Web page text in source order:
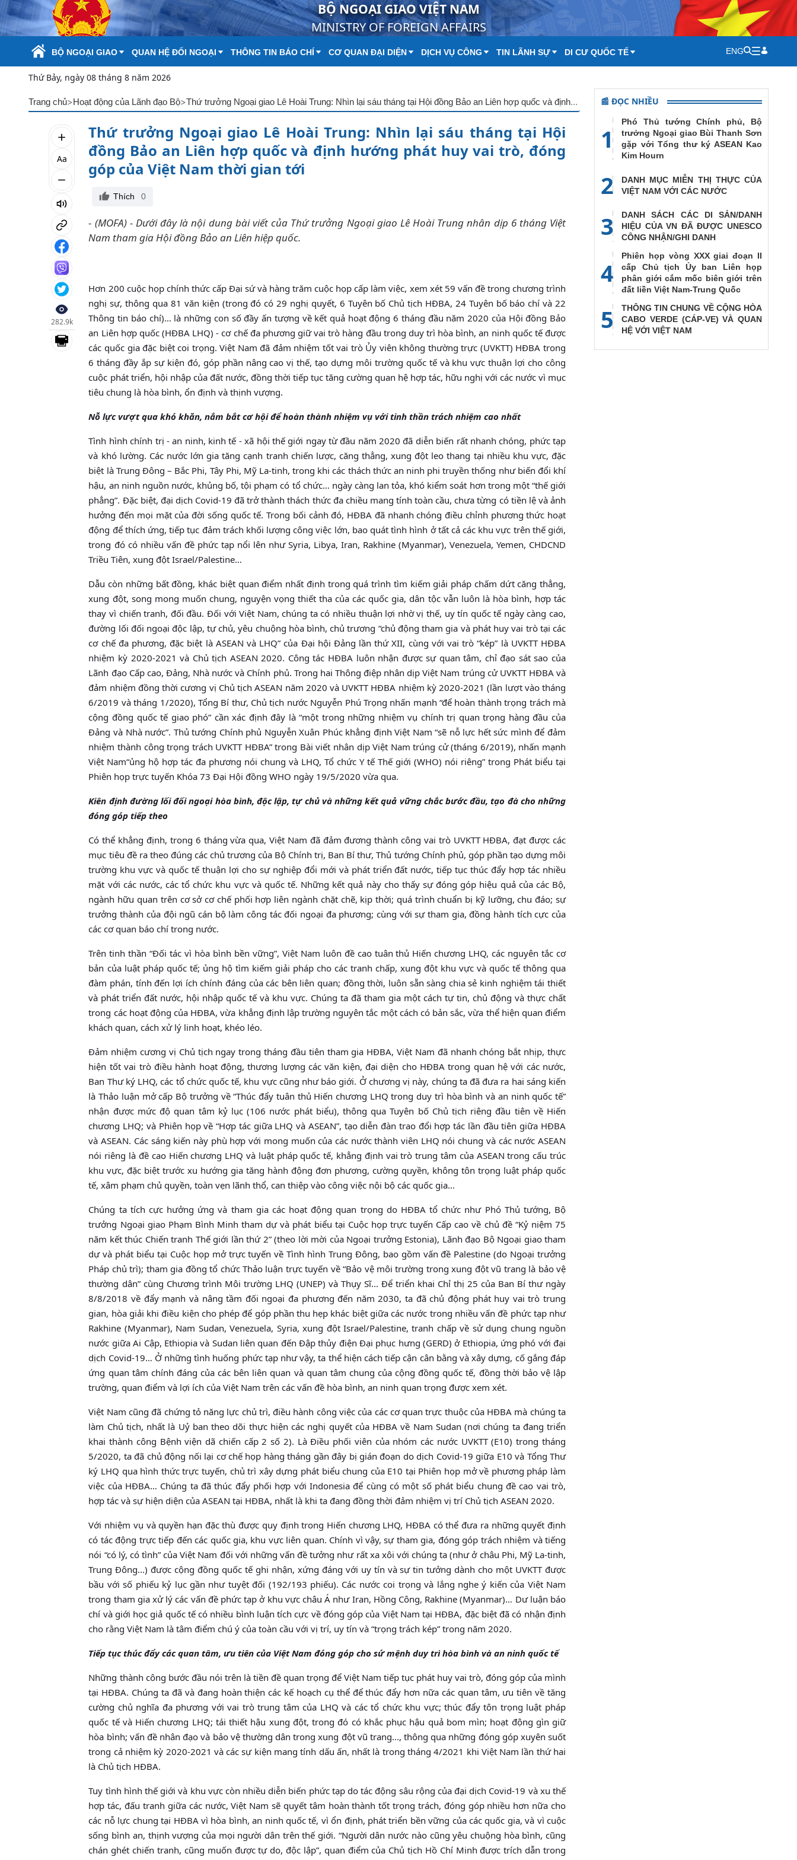
Skip to Main Content BỘ NGOẠI GIAO VIỆT NAM
MINISTRY OF FOREIGN AFFAIRS
BỘ NGOẠI GIAO QUAN HỆ ĐỐI NGOẠI THÔNG TIN BÁO CHÍ CƠ QUAN ĐẠI DIỆN DỊCH VỤ CÔNG TIN LÃNH SỰ DI CƯ QUỐC TẾ ENG
Thứ Bảy, ngày 08 tháng 8 năm 2026
Trang chủ>Hoạt động của Lãnh đạo Bộ> Thứ trưởng Ngoại giao Lê Hoài Trung: Nhìn lại sáu tháng tại Hội đồng Bảo an Liên hợp quốc và định hướng phát huy vai trò, đóng góp của Việt Nam thời gian tới
Aa
282.9k
Thứ trưởng Ngoại giao Lê Hoài Trung: Nhìn lại sáu tháng tại Hội
đồng Bảo an Liên hợp quốc và định hướng phát huy vai trò, đóng
góp của Việt Nam thời gian tới
Thích 0
- (MOFA) - Dưới đây là nội dung bài viết của Thứ trưởng Ngoại giao Lê Hoài Trung nhân dịp 6 tháng Việt
Nam tham gia Hội đồng Bảo an Liên hiệp quốc.
Hơn 200 cuộc họp chính thức cấp Đại sứ và hàng trăm cuộc họp cấp làm việc, xem xét 59 vấn đề trong chương trình
nghị sự, thông qua 81 văn kiện (trong đó có 29 nghị quyết, 6 Tuyên bố Chủ tịch HĐBA, 24 Tuyên bố báo chí và 22
Thông tin báo chí)… là những con số đầy ấn tượng về kết quả hoạt động 6 tháng đầu năm 2020 của Hội đồng Bảo
an Liên hợp quốc (HĐBA LHQ) - cơ chế đa phương giữ vai trò hàng đầu trong duy trì hòa bình, an ninh quốc tế được
các quốc gia đặc biệt coi trọng. Việt Nam đã đảm nhiệm tốt vai trò Ủy viên không thường trực (UVKTT) HĐBA trong
6 tháng đầy ắp sự kiện đó, góp phần nâng cao vị thế, tạo dựng môi trường quốc tế và khu vực thuận lợi cho công
cuộc phát triển, hội nhập của đất nước, đồng thời tiếp tục tăng cường quan hệ hợp tác, hữu nghị với các nước vì mục
tiêu chung là hòa bình, ổn định và thịnh vượng.
Nỗ lực vượt qua khó khăn, nắm bắt cơ hội để hoàn thành nhiệm vụ với tinh thần trách nhiệm cao nhất
Tình hình chính trị - an ninh, kinh tế - xã hội thế giới ngay từ đầu năm 2020 đã diễn biến rất nhanh chóng, phức tạp
và khó lường. Các nước lớn gia tăng cạnh tranh chiến lược, căng thẳng, xung đột leo thang tại nhiều khu vực, đặc
biệt là Trung Đông – Bắc Phi, Tây Phi, Mỹ La-tinh, trong khi các thách thức an ninh phi truyền thống như biến đổi khí
hậu, an ninh nguồn nước, khủng bố, tội phạm có tổ chức… ngày càng lan tỏa, khó kiểm soát hơn trong một “thế giới
phẳng”. Đặc biệt, đại dịch Covid-19 đã trở thành thách thức đa chiều mang tính toàn cầu, chưa từng có tiền lệ và ảnh
hưởng đến mọi mặt của đời sống quốc tế. Trong bối cảnh đó, HĐBA đã nhanh chóng điều chỉnh phương thức hoạt
động để thích ứng, tiếp tục đảm trách khối lượng công việc lớn, bao quát tình hình ở tất cả các khu vực trên thế giới,
trong đó có nhiều vấn đề phức tạp nổi lên như Syria, Libya, Iran, Rakhine (Myanmar), Venezuela, Yemen, CHDCND
Triều Tiên, xung đột Israel/Palestine…
Dẫu còn những bất đồng, khác biệt quan điểm nhất định trong quá trình tìm kiếm giải pháp chấm dứt căng thẳng,
xung đột, song mong muốn chung, nguyện vọng thiết tha của các quốc gia, dân tộc vẫn luôn là hòa bình, hợp tác
thay vì chiến tranh, đối đầu. Đối với Việt Nam, chúng ta có nhiều thuận lợi nhờ vị thế, uy tín quốc tế ngày càng cao,
đường lối đối ngoại độc lập, tự chủ, yêu chuộng hòa bình, chủ trương “chủ động tham gia và phát huy vai trò tại các
cơ chế đa phương, đặc biệt là ASEAN và LHQ” của Đại hội Đảng lần thứ XII, cùng với vai trò “kép” là UVKTT HĐBA
nhiệm kỳ 2020-2021 và Chủ tịch ASEAN 2020. Công tác HĐBA luôn nhận được sự quan tâm, chỉ đạo sát sao của
Lãnh đạo Cấp cao, Đảng, Nhà nước và Chính phủ. Trong hai Thông điệp nhân dịp Việt Nam trúng cử UVKTT HĐBA và
đảm nhiệm đồng thời cương vị Chủ tịch ASEAN năm 2020 và UVKTT HĐBA nhiệm kỳ 2020-2021 (lần lượt vào tháng
6/2019 và tháng 1/2020), Tổng Bí thư, Chủ tịch nước Nguyễn Phú Trọng nhấn mạnh “để hoàn thành trọng trách mà
cộng đồng quốc tế giao phó” cần xác định đây là “một trong những nhiệm vụ chính trị quan trọng hàng đầu của
Ðảng và Nhà nước”. Thủ tướng Chính phủ Nguyễn Xuân Phúc khẳng định Việt Nam “sẽ nỗ lực hết sức mình để đảm
nhiệm thành công trọng trách UVKTT HĐBA” trong Bài viết nhân dịp Việt Nam trúng cử (tháng 6/2019), nhấn mạnh
Việt Nam“ủng hộ hợp tác đa phương nói chung và LHQ, Tổ chức Y tế Thế giới (WHO) nói riêng” trong Phát biểu tại
Phiên họp trực tuyến Khóa 73 Đại Hội đồng WHO ngày 19/5/2020 vừa qua.
Kiên định đường lối đối ngoại hòa bình, độc lập, tự chủ và những kết quả vững chắc bước đầu, tạo đà cho những
đóng góp tiếp theo
Có thể khẳng định, trong 6 tháng vừa qua, Việt Nam đã đảm đương thành công vai trò UVKTT HĐBA, đạt được các
mục tiêu đề ra theo đúng các chủ trương của Bộ Chính trị, Ban Bí thư, Thủ tướng Chính phủ, góp phần tạo dựng môi
trường khu vực và quốc tế thuận lợi cho sự nghiệp đổi mới và phát triển đất nước, tiếp tục thúc đẩy hợp tác nhiều
mặt với các nước, các tổ chức khu vực và quốc tế. Những kết quả này cho thấy sự đóng góp hiệu quả của các Bộ,
ngành hữu quan trên cơ sở cơ chế phối hợp liên ngành chặt chẽ, kịp thời; quá trình chuẩn bị kỹ lưỡng, chu đáo; sự
trưởng thành của đội ngũ cán bộ làm công tác đối ngoại đa phương; cùng với sự tham gia, đồng hành tích cực của
các cơ quan báo chí trong nước.
Trên tinh thần “Đối tác vì hòa bình bền vững”, Việt Nam luôn đề cao tuân thủ Hiến chương LHQ, các nguyên tắc cơ
bản của luật pháp quốc tế; ủng hộ tìm kiếm giải pháp cho các tranh chấp, xung đột khu vực và quốc tế thông qua
đàm phán, tính đến lợi ích chính đáng của các bên liên quan; đồng thời, luôn sẵn sàng chia sẻ kinh nghiệm tái thiết
và phát triển đất nước, hội nhập quốc tế và khu vực. Chúng ta đã tham gia một cách tự tin, chủ động và thực chất
trong các hoạt động của HĐBA, vừa khẳng định lập trường nguyên tắc một cách có bản sắc, vừa thể hiện quan điểm
khách quan, cách xử lý linh hoạt, khéo léo.
Đảm nhiệm cương vị Chủ tịch ngay trong tháng đầu tiên tham gia HĐBA, Việt Nam đã nhanh chóng bắt nhịp, thực
hiện tốt vai trò điều hành hoạt động, thương lượng các văn kiện, đại diện cho HĐBA trong quan hệ với các nước,
Ban Thư ký LHQ, các tổ chức quốc tế, khu vực cũng như báo giới. Ở chương vị này, chúng ta đã đưa ra hai sáng kiến
là Thảo luận mở cấp Bộ trưởng về “Thúc đẩy tuân thủ Hiến chương LHQ trong duy trì hòa bình và an ninh quốc tế”
nhận được mức độ quan tâm kỷ lục (106 nước phát biểu), thông qua Tuyên bố Chủ tịch riêng đầu tiên về Hiến
chương LHQ; và Phiên họp về “Hợp tác giữa LHQ và ASEAN”, tạo diễn đàn trao đổi hợp tác lần đầu tiên giữa HĐBA
và ASEAN. Các sáng kiến này phù hợp với mong muốn của các nước thành viên LHQ nói chung và các nước ASEAN
nói riêng là đề cao Hiến chương LHQ và luật pháp quốc tế, khẳng định vai trò trung tâm của ASEAN trong cấu trúc
khu vực, đặc biệt trước xu hướng gia tăng hành động đơn phương, cường quyền, không tôn trọng luật pháp quốc
tế, xâm phạm chủ quyền, toàn vẹn lãnh thổ, can thiệp vào công việc nội bộ các quốc gia…
Chúng ta tích cực hưởng ứng và tham gia các hoạt động quan trọng do HĐBA tổ chức như Phó Thủ tướng, Bộ
trưởng Ngoại giao Phạm Bình Minh tham dự và phát biểu tại Cuộc họp trực tuyến Cấp cao về chủ đề “Kỷ niệm 75
năm kết thúc Chiến tranh Thế giới lần thứ 2” (theo lời mời của Ngoại trưởng Estonia), Lãnh đạo Bộ Ngoại giao tham
dự và phát biểu tại Cuộc họp mở trực tuyến về Tình hình Trung Đông, bao gồm vấn đề Palestine (do Ngoại trưởng
Pháp chủ trì); tham gia đồng tổ chức Thảo luận trực tuyến về “Bảo vệ môi trường trong xung đột vũ trang là bảo vệ
thường dân” cùng Chương trình Môi trường LHQ (UNEP) và Thụy Sĩ... Để triển khai Chỉ thị 25 của Ban Bí thư ngày
8/8/2018 về đẩy mạnh và nâng tầm đối ngoại đa phương đến năm 2030, ta đã chủ động phát huy vai trò trung
gian, hòa giải khi điều kiện cho phép để góp phần thu hẹp khác biệt giữa các nước trong nhiều vấn đề phức tạp như
Rakhine (Myanmar), Nam Sudan, Venezuela, Syria, xung đột Israel/Palestine, tranh chấp về sử dụng chung nguồn
nước giữa Ai Cập, Ethiopia và Sudan liên quan đến Đập thủy điện Đại phục hưng (GERD) ở Ethiopia, ứng phó với đại
dịch Covid-19… Ở những tình huống phức tạp như vậy, ta thể hiện cách tiếp cận cân bằng và xây dựng, cố gắng đáp
ứng quan tâm chính đáng của các bên liên quan và quan tâm chung của cộng đồng quốc tế, đồng thời bảo vệ lập
trường, quan điểm và lợi ích của Việt Nam trên các vấn đề hòa bình, an ninh quan trọng được xem xét.
Việt Nam cũng đã chứng tỏ năng lực chủ trì, điều hành công việc của các cơ quan trực thuộc của HĐBA mà chúng ta
làm Chủ tịch, nhất là Uỷ ban theo dõi thực hiện các nghị quyết của HĐBA về Nam Sudan (nơi chúng ta đang triển
khai thành công Bệnh viện dã chiến cấp 2 số 2). Là Điều phối viên của nhóm các nước UVKTT (E10) trong tháng
5/2020, ta đã chủ động nối lại cơ chế họp hàng tháng gần đây bị gián đoạn do dịch Covid-19 giữa E10 và Tổng Thư
ký LHQ qua hình thức trực tuyến, chủ trì xây dựng phát biểu chung của E10 tại Phiên họp mở về phương pháp làm
việc của HĐBA… Chúng ta đã thúc đẩy phối hợp với Indonesia để cùng có một số phát biểu chung đề cao vai trò,
hợp tác và sự hiện diện của ASEAN tại HĐBA, nhất là khi ta đang đồng thời đảm nhiệm vị trí Chủ tịch ASEAN 2020.
Với nhiệm vụ và quyền hạn đặc thù được quy định trong Hiến chương LHQ, HĐBA có thể đưa ra những quyết định
có tác động trực tiếp đến các quốc gia, khu vực liên quan. Chính vì vậy, sự tham gia, đóng góp trách nhiệm và tiếng
nói “có lý, có tình” của Việt Nam đối với những vấn đề tưởng như rất xa xôi với chúng ta (như ở châu Phi, Mỹ La-tinh,
Trung Đông...) được cộng đồng quốc tế ghi nhận, xứng đáng với uy tín và sự tin tưởng dành cho một UVKTT được
bầu với số phiếu kỷ lục gần như tuyệt đối (192/193 phiếu). Các nước coi trọng và lắng nghe ý kiến của Việt Nam
trong tham gia xử lý các vấn đề phức tạp ở khu vực châu Á như Iran, Hồng Công, Rakhine (Myanmar)… Dư luận báo
chí và giới học giả quốc tế có nhiều bình luận tích cực về đóng góp của Việt Nam tại HĐBA, đặc biệt đã có nhận định
cho rằng Việt Nam là tâm điểm chú ý của toàn cầu với vị trí, uy tín và “trọng trách kép” trong năm 2020.
Tiếp tục thúc đẩy các quan tâm, ưu tiên của Việt Nam đóng góp cho sứ mệnh duy trì hòa bình và an ninh quốc tế
Những thành công bước đầu nói trên là tiền đề quan trọng để Việt Nam tiếp tục phát huy vai trò, đóng góp của mình
tại HĐBA. Chúng ta đã và đang hoàn thiện các kế hoạch cụ thể để thúc đẩy hơn nữa các quan tâm, ưu tiên về tăng
cường chủ nghĩa đa phương với vai trò trung tâm của LHQ và các tổ chức khu vực; thúc đẩy tôn trọng luật pháp
quốc tế và Hiến chương LHQ; tái thiết hậu xung đột, trong đó có khắc phục hậu quả bom mìn; hoạt động gìn giữ
hòa bình; vấn đề nhân đạo và bảo vệ thường dân trong xung đột vũ trang..., thông qua những đóng góp xuyên suốt
trong cả nhiệm kỳ 2020-2021 và các sự kiện mang tính dấu ấn, nhất là trong tháng 4/2021 khi Việt Nam lần thứ hai
là Chủ tịch HĐBA.
Tuy tình hình thế giới và khu vực còn nhiều diễn biến phức tạp do tác động sâu rộng của đại dịch Covid-19 và xu thế
hợp tác, đấu tranh giữa các nước, Việt Nam sẽ quyết tâm hoàn thành tốt trọng trách, đóng góp nhiều hơn nữa cho
các nỗ lực chung tại HĐBA vì hòa bình, an ninh quốc tế, vì ổn định, phát triển bền vững của các quốc gia, và vì cuộc
sống bình an, thịnh vượng của mọi người dân trên thế giới. “Người dân nước nào cũng yêu chuộng hòa bình, cũng
chán ghét chiến tranh, cũng muốn được tự do, độc lập”, quan điểm của Chủ tịch Hồ Chí Minh được trích dẫn trong
📰 ĐỌC NHIỀU
1
Phó Thủ tướng Chính phủ, Bộ
trưởng Ngoại giao Bùi Thanh Sơn
gặp với Tổng thư ký ASEAN Kao
Kim Hourn
2
DANH MỤC MIỄN THỊ THỰC CỦA
VIỆT NAM VỚI CÁC NƯỚC
3
DANH SÁCH CÁC DI SẢN/DANH
HIỆU CỦA VN ĐÃ ĐƯỢC UNESCO
CÔNG NHẬN/GHI DANH
4
Phiên họp vòng XXX giai đoạn II
cấp Chủ tịch Ủy ban Liên họp
phân giới cắm mốc biên giới trên
đất liền Việt Nam-Trung Quốc
5
THÔNG TIN CHUNG VỀ CỘNG HÒA
CABO VERDE (CÁP-VE) VÀ QUAN
HỆ VỚI VIỆT NAM